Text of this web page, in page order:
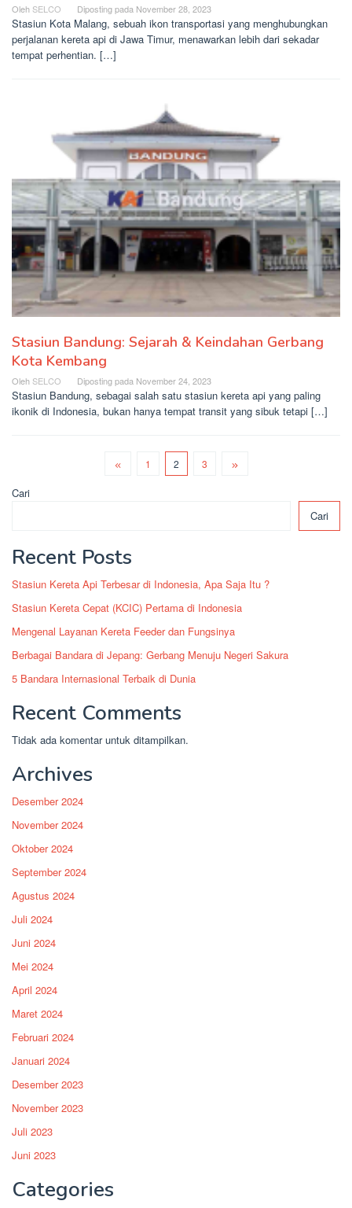
Oleh SELCO Diposting pada November 28, 2023
Stasiun Kota Malang, sebuah ikon transportasi yang menghubungkan
perjalanan kereta api di Jawa Timur, menawarkan lebih dari sekadar
tempat perhentian. […]
Stasiun Bandung: Sejarah & Keindahan Gerbang
Kota Kembang
Oleh SELCO Diposting pada November 24, 2023
Stasiun Bandung, sebagai salah satu stasiun kereta api yang paling
ikonik di Indonesia, bukan hanya tempat transit yang sibuk tetapi […]
1 2 3
Cari
Cari
Recent Posts
Stasiun Kereta Api Terbesar di Indonesia, Apa Saja Itu ?
Stasiun Kereta Cepat (KCIC) Pertama di Indonesia
Mengenal Layanan Kereta Feeder dan Fungsinya
Berbagai Bandara di Jepang: Gerbang Menuju Negeri Sakura
5 Bandara Internasional Terbaik di Dunia
Recent Comments
Tidak ada komentar untuk ditampilkan.
Archives
Desember 2024
November 2024
Oktober 2024
September 2024
Agustus 2024
Juli 2024
Juni 2024
Mei 2024
April 2024
Maret 2024
Februari 2024
Januari 2024
Desember 2023
November 2023
Juli 2023
Juni 2023
Categories